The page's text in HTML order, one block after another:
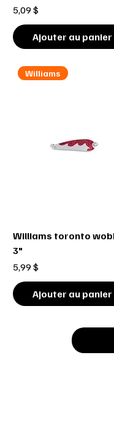
Prix
5,09 $
Ajouter au panier
Williams
Williams toronto
3"
Prix
5,99 $
Ajouter au panier